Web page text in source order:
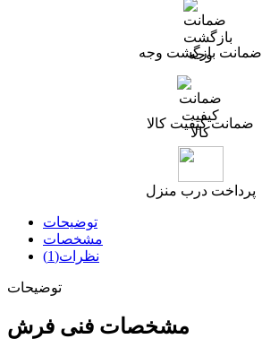
ضمانت بازگشت وجه
ضمانت کیفیت کالا
پرداخت درب منزل
توضیحات
مشخصات
نظرات(1)
توضیحات
مشخصات فنی فرش